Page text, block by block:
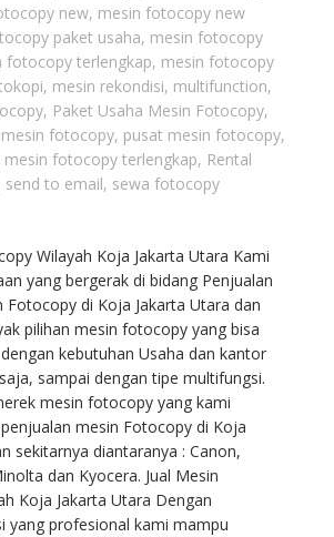
new, mesin fotocopy new
paket usaha, mesin fotocopy
fotocopy terlengkap, mesin fotocopy
, mesin rekondisi, multifunction,
, Paket Usaha Mesin Fotocopy,
fotocopy, pusat mesin fotocopy,
mesin fotocopy terlengkap, Rental
send to email, sewa fotocopy
Wilayah Koja Jakarta Utara Kami
yang bergerak di bidang Penjualan
Fotocopy di Koja Jakarta Utara dan
pilihan mesin fotocopy yang bisa
kebutuhan Usaha dan kantor
sampai dengan tipe multifungsi.
mesin fotocopy yang kami
mesin Fotocopy di Koja
sekitarnya diantaranya : Canon,
dan Kyocera. Jual Mesin
Koja Jakarta Utara Dengan
yang profesional kami mampu